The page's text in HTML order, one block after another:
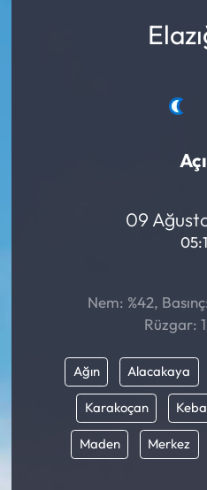
09
Nem: %42,
Rüzgar:
Ağın Alacakaya
Karakoçan
Maden Merkez